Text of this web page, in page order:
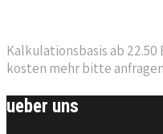
Kalkulationsbasis ab
kosten mehr bitte anfragen
ueber uns